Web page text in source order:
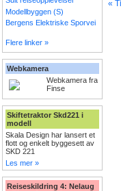
Modellbyggen (S)
Bergens Elektriske Sporvei
Flere linker »
Webkamera
Webkamera fra
Finse
Skiftetraktor Skd221 i
modell
Skala Design har lansert et
flott og enkelt byggesett av
SKD 221
Les mer »
Reiseskildring 4: Nelaug
«